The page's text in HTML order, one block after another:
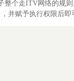
整个走ITV网络的规
并赋予执行权限后即